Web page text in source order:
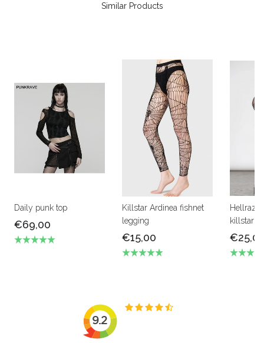
Similar Products
Daily punk top
€69,00
Killstar Ardinea fishnet
legging
€15,00
killstar